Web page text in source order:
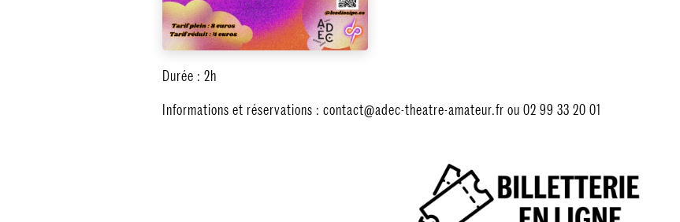
Durée : 2h
Informations et réservations : contact@adec-theatre-amateur.fr ou 02 99 33 20 01